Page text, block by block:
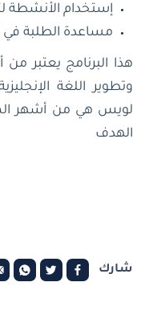
إستخدام الأنشطة
مساعدة الطلبة
هذا البرنامج يعتبر
وتطوير اللغة
لويس هي من أشهر
الهدف
شارك